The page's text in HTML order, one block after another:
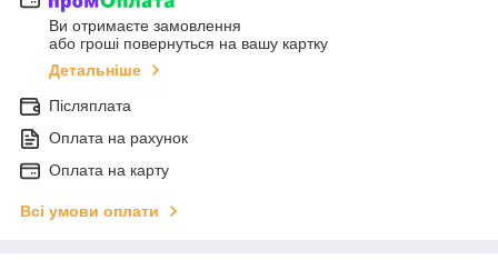
Ви отримаєте замовлення
або гроші повернуться на вашу картку
Детальніше
Післяплата
Оплата на рахунок
Оплата на карту
Всі умови оплати